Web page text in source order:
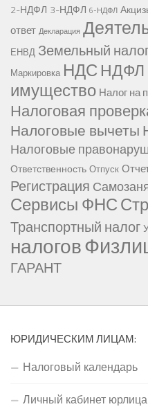
2-НДФЛ 3-НДФЛ 6-НДФЛ
ответ Декларация
ЕНВД Земельный
Маркировка НДС НДФЛ
имущество Налог на
Налоговая
Налоговые вычеты
Налоговые
Ответственность Отпуск
Регистрация
Сервисы ФНС
Транспортный налог
налогов
ГАРАНТ
ЮРИДИЧЕСКИМ ЛИЦАМ:
Налоговый календарь
Личный кабинет юрлица